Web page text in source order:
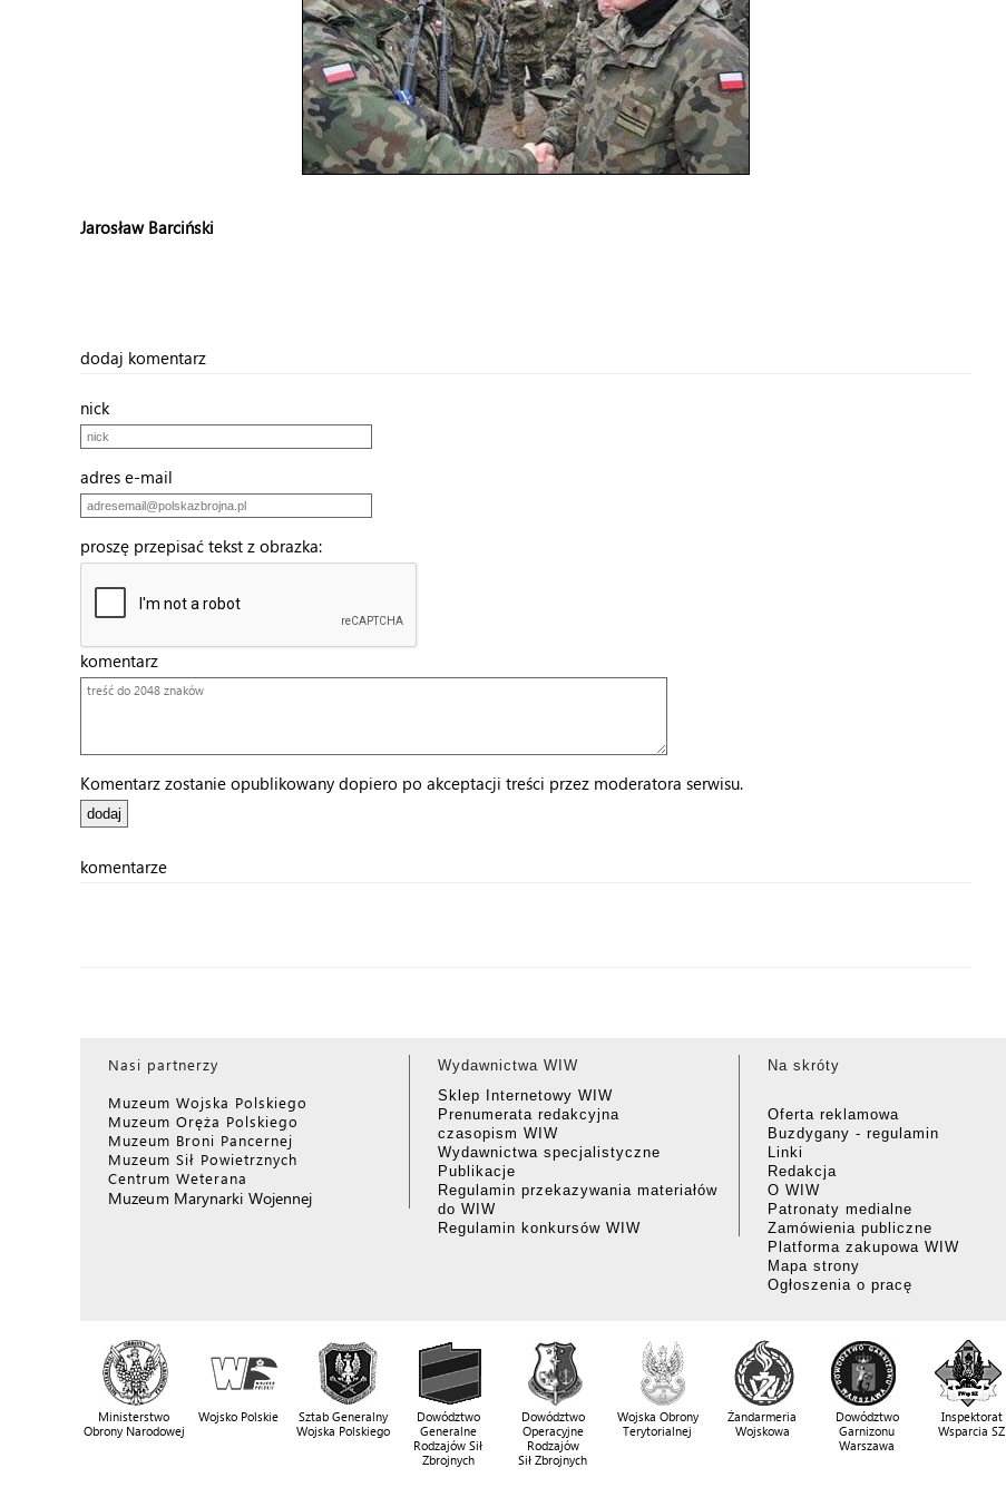
Jarosław Barciński
dodaj komentarz
nick
adres e-mail
proszę przepisać tekst z obrazka:
komentarz
Komentarz zostanie opublikowany dopiero po akceptacji treści przez moderatora serwisu.
komentarze
Nasi partnerzy
Muzeum Wojska Polskiego
Muzeum Oręża Polskiego
Muzeum Broni Pancernej
Muzeum Sił Powietrznych
Centrum Weterana
Muzeum Marynarki Wojennej
Wydawnictwa WIW
Sklep Internetowy WIW
Prenumerata redakcyjna
czasopism WIW
Wydawnictwa specjalistyczne
Publikacje
Regulamin przekazywania materiałów
do WIW
Regulamin konkursów WIW
Na skróty
Oferta reklamowa
Buzdygany - regulamin
Linki
Redakcja
O WIW
Patronaty medialne
Zamówienia publiczne
Platforma zakupowa WIW
Mapa strony
Ogłoszenia o pracę
Ministerstwo
Obrony Narodowej
Wojsko Polskie
Sztab Generalny
Wojska Polskiego
Dowództwo
Generalne
Rodzajów Sił
Zbrojnych
Dowództwo
Operacyjne
Rodzajów
Sił Zbrojnych
Wojska Obrony
Terytorialnej
Żandarmeria
Wojskowa
Dowództwo
Garnizonu
Warszawa
Inspektorat
Wsparcia SZ